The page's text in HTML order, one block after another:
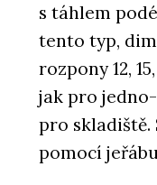
s táhlem
tento typ,
rozpony 12,
jak pro
pro skladiště.
pomocí